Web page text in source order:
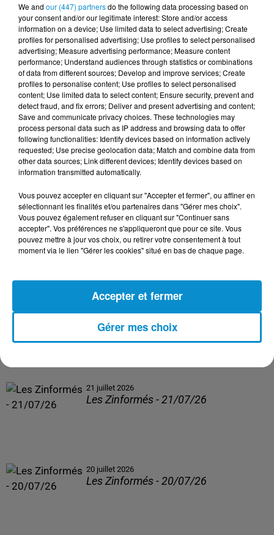
DERNIERS PODCASTS
24 juillet 2026
Les Zinformés - 24/07/26
23 juillet 2026
Les Zinformés - 23/07/26
21 juillet 2026
Les Zinformés - 21/07/26
20 juillet 2026
Les Zinformés - 20/07/26
We and our (447) partnersdo the following data processing based on
your consent and/or our legitimate interest: Store and/or access
information on a device; Use limited data to select advertising; Create
profiles for personalised advertising; Use profiles to select personalised
advertising; Measure advertising performance; Measure content
performance; Understand audiences through statistics or combinations
of data from different sources; Develop and improve services; Create
profiles to personalise content; Use profiles to select personalised
content; Use limited data to select content; Ensure security, prevent and
detect fraud, and fix errors; Deliver and present advertising and content;
Save and communicate privacy choices. These technologies may
process personal data such as IP address and browsing data to offer
following functionalities: Identify devices based on information actively
requested; Use precise geolocation data; Match and combine data from
other data sources; Link different devices; Identify devices based on
information transmitted automatically.
Vous pouvez accepter en cliquant sur "Accepter et fermer", ou affiner en
sélectionnant les finalités et/ou partenaires dans "Gérer mes choix".
Vous pouvez également refuser en cliquant sur "Continuer sans
accepter". Vos préférences ne s'appliqueront que pour ce site. Vous
pouvez mettre à jour vos choix, ou retirer votre consentement à tout
moment via le lien "Gérer les cookies" situé en bas de chaque page.
Gérer mes choix
Accepter et fermer